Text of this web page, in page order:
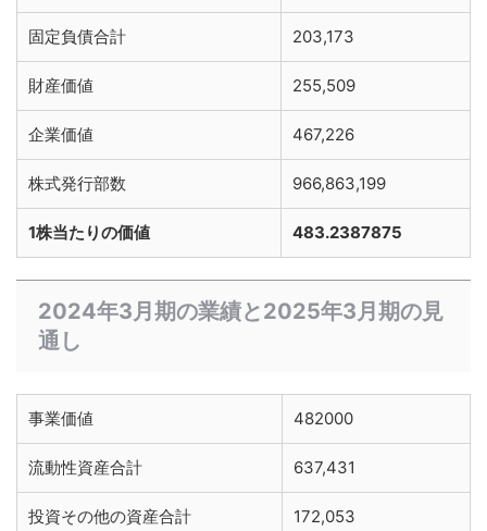
固定負債合計 203,173
財産価値 255,509
企業価値 467,226
株式発行部数 966,863,199
1株当たりの価値 483.2387875
2024年3月期の業績と2025年3月期の見
通し
事業価値 482000
流動性資産合計 637,431
投資その他の資産合計 172,053